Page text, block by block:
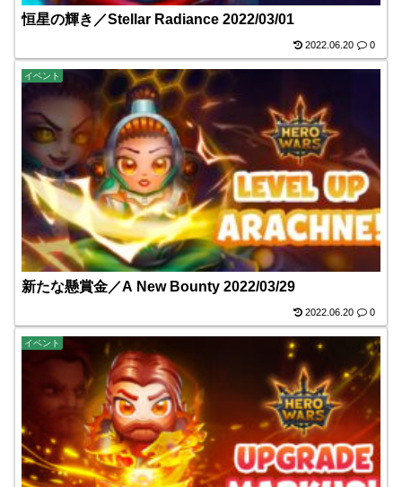
恒星の輝き／Stellar Radiance 2022/03/01
2022.06.20 0
イベント
新たな懸賞金／A New Bounty 2022/03/29
2022.06.20 0
イベント